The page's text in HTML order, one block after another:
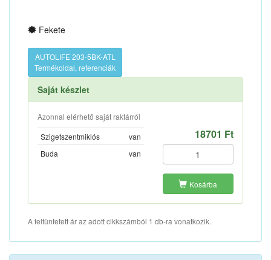
Fekete
AUTOLIFE 203-5BK-ATL
Termékoldal, referenciák
Saját készlet
Azonnal elérhető saját raktárról
Szigetszentmiklós
van
Buda
van
18701 Ft
Kosárba
A feltüntetett ár az adott cikkszámból 1 db-ra vonatkozik.